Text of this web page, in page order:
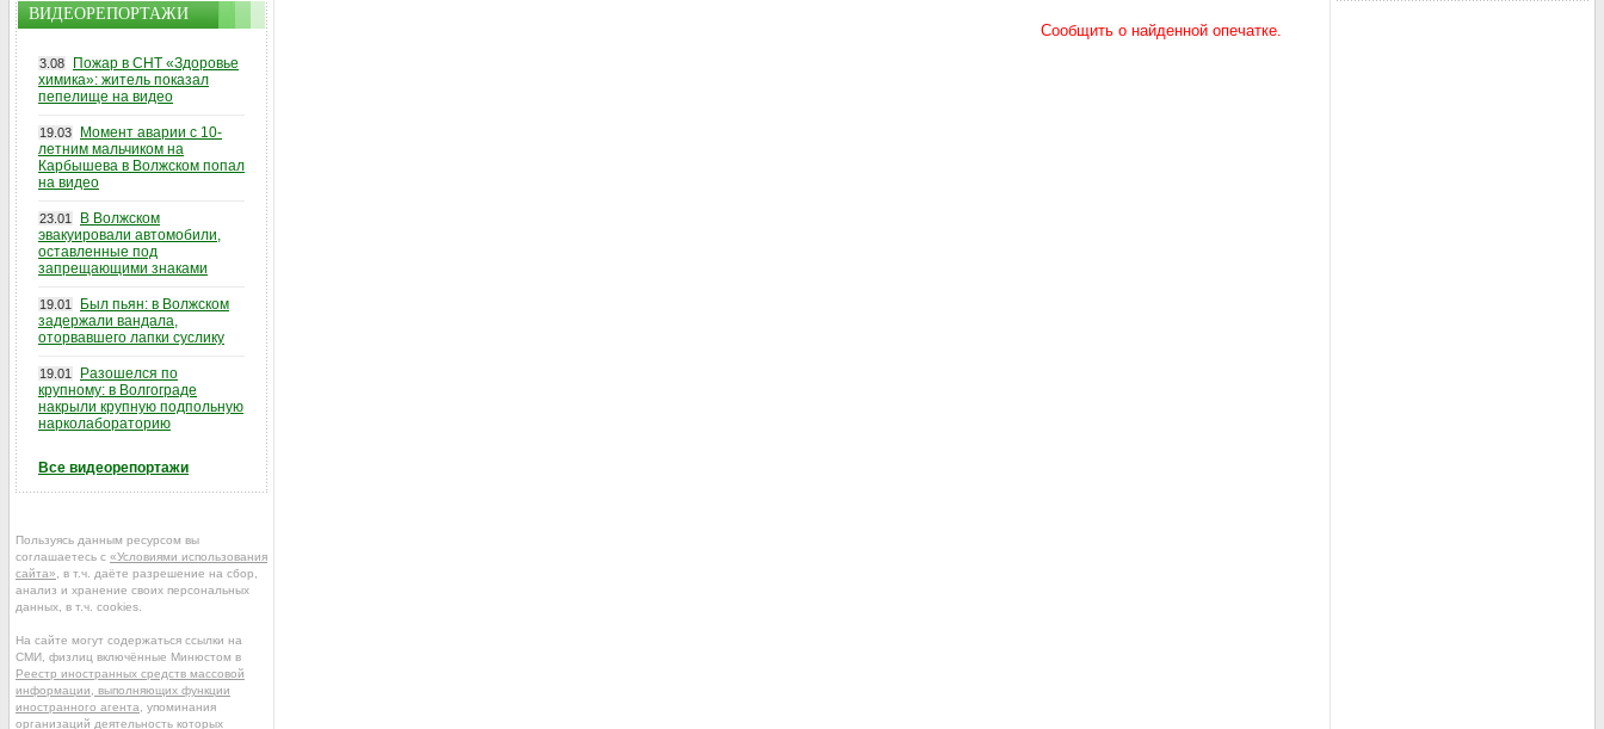
ВИДЕОРЕПОРТАЖИ
3.08
Пожар в СНТ «Здоровье
химика»: житель показал
пепелище на видео
19.03
Момент аварии с 10-
летним мальчиком на
Карбышева в Волжском попал
на видео
23.01
В Волжском
эвакуировали автомобили,
оставленные под
запрещающими знаками
19.01
Был пьян: в Волжском
задержали вандала,
оторвавшего лапки суслику
19.01
Разошелся по
крупному: в Волгограде
накрыли крупную подпольную
нарколабораторию
Все видеорепортажи
Пользуясь данным ресурсом вы
соглашаетесь с «Условиями использования
сайта» , в т.ч. даёте разрешение на сбор,
анализ и хранение своих персональных
данных, в т.ч. cookies.
На сайте могут содержаться ссылки на
СМИ, физлиц включённые Минюстом в
Реестр иностранных средств массовой
информации, выполняющих функции
иностранного агента , упоминания
организаций деятельность которых